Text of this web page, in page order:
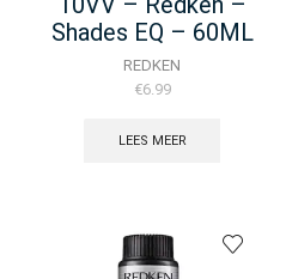
Shades EQ – 60ML
REDKEN
€6.99
LEES MEER